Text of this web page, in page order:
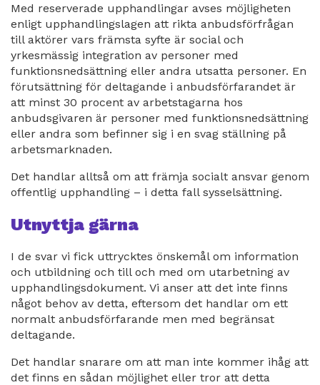
Med reserverade upphandlingar avses möjligheten
enligt upphandlingslagen att rikta anbudsförfrågan
till aktörer vars främsta syfte är social och
yrkesmässig integration av personer med
funktionsnedsättning eller andra utsatta personer. En
förutsättning för deltagande i anbudsförfarandet är
att minst 30 procent av arbetstagarna hos
anbudsgivaren är personer med funktionsnedsättning
eller andra som befinner sig i en svag ställning på
arbetsmarknaden.
Det handlar alltså om att främja socialt ansvar genom
offentlig upphandling – i detta fall sysselsättning.
Utnyttja gärna
I de svar vi fick uttrycktes önskemål om information
och utbildning och till och med om utarbetning av
upphandlingsdokument. Vi anser att det inte finns
något behov av detta, eftersom det handlar om ett
normalt anbudsförfarande men med begränsat
deltagande.
Det handlar snarare om att man inte kommer ihåg att
det finns en sådan möjlighet eller tror att detta